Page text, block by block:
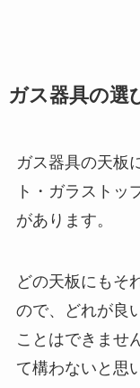
ガス器具の選
ガス器具の天板
ト・ガラストッ
があります。
どの天板にもそ
ので、どれが良
ことはできませ
て構わないと思